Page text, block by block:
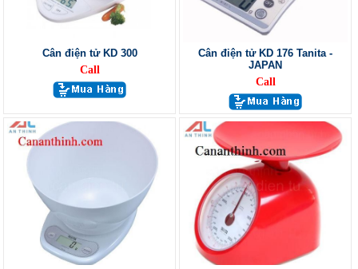
Cân điện tử KD 300
Call
Cân điện tử KD 176 Tanita -
JAPAN
Call